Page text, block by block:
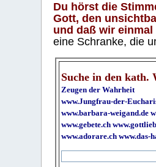
Du hörst die
Gott, den
und daß wir
eine Schranke, die
Suche in den kath.
Zeugen der Wahrheit
www.Jungfrau-der-
www.barbara-weigand.de
www.gebete.ch
www.adorare.ch www.das-